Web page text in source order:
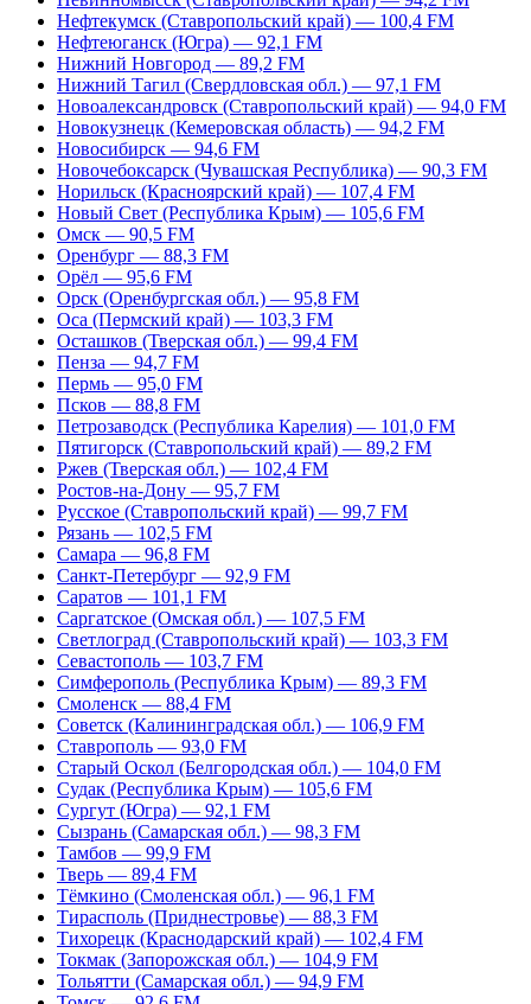
Нефтекумск (Ставропольский край) — 100,4 FM
Нефтеюганск (Югра) — 92,1 FM
Нижний Новгород — 89,2 FM
Нижний Тагил (Свердловская обл.) — 97,1 FM
Новоалександровск (Ставропольский край) — 94,0 FM
Новокузнецк (Кемеровская область) — 94,2 FM
Новосибирск — 94,6 FM
Новочебоксарск (Чувашская Республика) — 90,3 FM
Норильск (Красноярский край) — 107,4 FM
Новый Свет (Республика Крым) — 105,6 FM
Омск — 90,5 FM
Оренбург — 88,3 FM
Орёл — 95,6 FM
Орск (Оренбургская обл.) — 95,8 FM
Оса (Пермский край) — 103,3 FM
Осташков (Тверская обл.) — 99,4 FM
Пенза — 94,7 FM
Пермь — 95,0 FM
Псков — 88,8 FM
Петрозаводск (Республика Карелия) — 101,0 FM
Пятигорск (Ставропольский край) — 89,2 FM
Ржев (Тверская обл.) — 102,4 FM
Ростов-на-Дону — 95,7 FM
Русское (Ставропольский край) — 99,7 FM
Рязань — 102,5 FM
Самара — 96,8 FM
Санкт-Петербург — 92,9 FM
Саратов — 101,1 FM
Саргатское (Омская обл.) — 107,5 FM
Светлоград (Ставропольский край) — 103,3 FM
Севастополь — 103,7 FM
Симферополь (Республика Крым) — 89,3 FM
Смоленск — 88,4 FM
Советск (Калининградская обл.) — 106,9 FM
Ставрополь — 93,0 FM
Старый Оскол (Белгородская обл.) — 104,0 FM
Судак (Республика Крым) — 105,6 FM
Сургут (Югра) — 92,1 FM
Сызрань (Самарская обл.) — 98,3 FM
Тамбов — 99,9 FM
Тверь — 89,4 FM
Тёмкино (Смоленская обл.) — 96,1 FM
Тирасполь (Приднестровье) — 88,3 FM
Тихорецк (Краснодарский край) — 102,4 FM
Токмак (Запорожская обл.) — 104,9 FM
Тольятти (Самарская обл.) — 94,9 FM